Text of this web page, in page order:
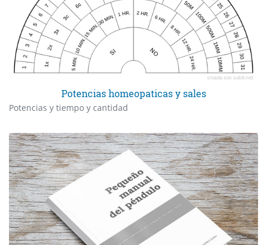
Potencias homeopaticas y sales
Potencias y tiempo y cantidad